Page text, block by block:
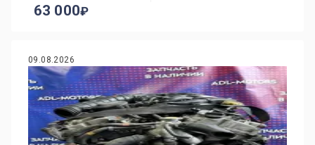
63 000
09.08.2026